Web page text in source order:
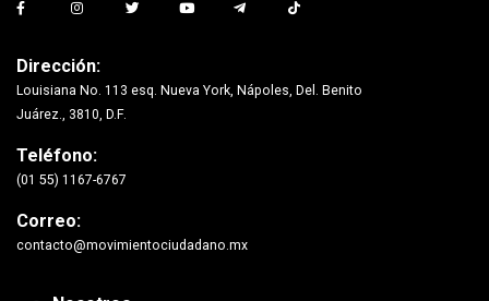
Dirección:
Louisiana No. 113 esq. Nueva York, Nápoles, Del. Benito
Juárez., 3810, D.F.
Teléfono:
(01 55) 1167-6767
Correo:
contacto@movimientociudadano.mx